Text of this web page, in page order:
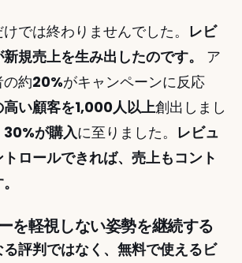
では終わりませんでした。 レビ
規売上を生み出したのです。
ア
約20%がキャンペーンに反応
い顧客を1,000人以上創出しまし
30%が購入に至りました。 レビュ
ロールできれば、売上もコント
を軽視しない姿勢を継続する
る評判ではなく、無料で使えるビ